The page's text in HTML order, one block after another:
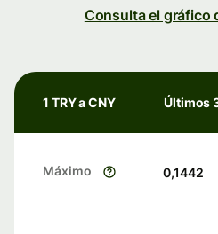
Consulta el gráfico
1 TRY a CNY Últimos
Máximo 0,1442